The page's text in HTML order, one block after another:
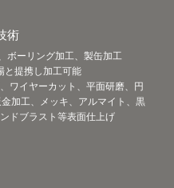
術
ボーリング加工、製缶加工
と提携し加工可能
ワイヤーカット、平面研磨、円
加工、メッキ、アルマイト、黒
ドブラスト等表面仕上げ